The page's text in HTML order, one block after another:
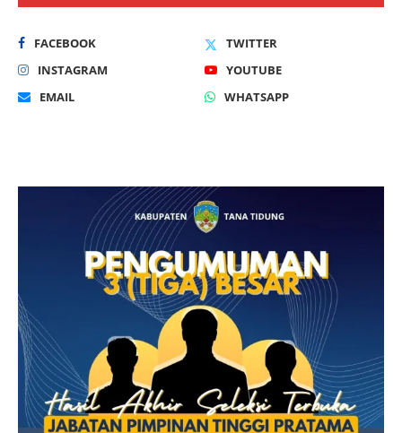
FACEBOOK
TWITTER
INSTAGRAM
YOUTUBE
EMAIL
WHATSAPP